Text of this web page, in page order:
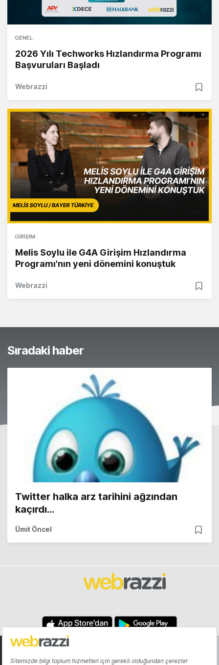
GENEL
2026 Yılı Techworks Hızlandırma Programı
Başvuruları Başladı
Webrazzi
GIRIŞIM
Melis Soylu ile G4A Girişim Hızlandırma
Programı'nın yeni dönemini konuştuk
Webrazzi
Sıradaki haber
Twitter halka arz tarihini ağzından
kaçırdı…
Ümit Öncel